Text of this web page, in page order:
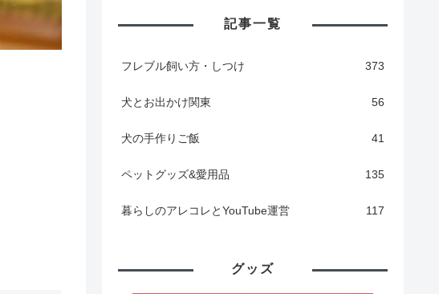
記事一覧
フレブル飼い方・しつけ 373
犬とお出かけ関東 56
犬の手作りご飯 41
ペットグッズ&愛用品 135
暮らしのアレコレとYouTube運営 117
グッズ